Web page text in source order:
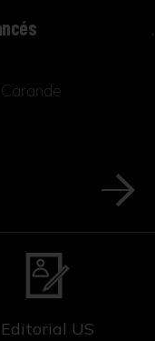
Editorial US